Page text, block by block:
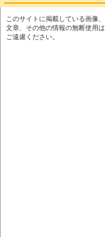
このサイトに掲載している画像、
文章、その他の情報の無断使用は
ご遠慮ください。